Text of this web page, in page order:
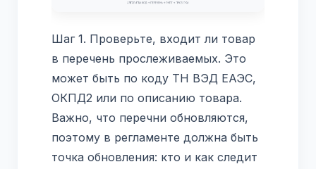
Шаг 1. Проверьте, входит ли товар
в перечень прослеживаемых. Это
может быть по коду ТН ВЭД ЕАЭС,
ОКПД2 или по описанию товара.
Важно, что перечни обновляются,
поэтому в регламенте должна быть
точка обновления: кто и как следит